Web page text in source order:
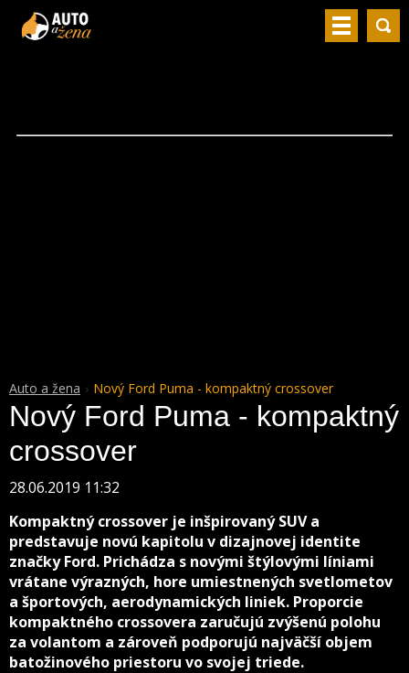
Auto a žena Nový Ford Puma - kompaktný crossover
Nový Ford Puma - kompaktný
crossover
28.06.2019 11:32
Kompaktný crossover je inšpirovaný SUV a
predstavuje novú kapitolu v dizajnovej identite
značky Ford. Prichádza s novými štýlovými líniami
vrátane výrazných, hore umiestnených svetlometov
a športových, aerodynamických liniek. Proporcie
kompaktného crossovera zaručujú zvýšenú polohu
za volantom a zároveň podporujú najväčší objem
batožinového priestoru vo svojej triede.